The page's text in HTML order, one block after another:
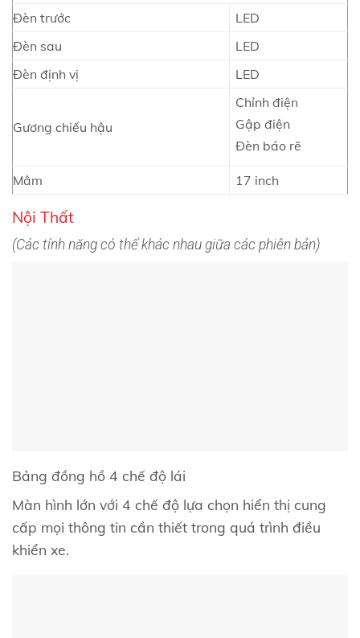
Đèn trước
LED
Đèn sau
LED
Đèn định vị
LED
Gương chiếu hậu
Chỉnh điện
Gập điện
Đèn báo rẽ
Mâm 17 inch
Nội Thất
(Các tính năng có thể khác nhau giữa các phiên bản)
Bảng đồng hồ 4 chế độ lái
Màn hình lớn với 4 chế độ lựa chọn hiển thị cung
cấp mọi thông tin cần thiết trong quá trình điều
khiển xe.